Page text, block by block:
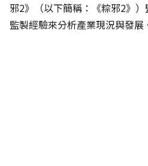
邪2》（以下簡稱：《粽邪2》
監製經驗來分析產業現況與發展